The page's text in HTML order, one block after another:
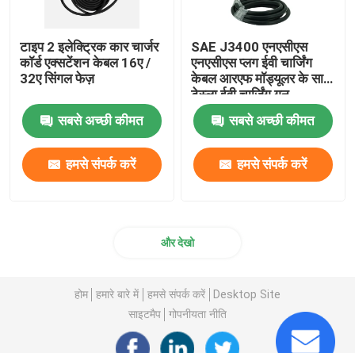
टाइप 2 इलेक्ट्रिक कार चार्जर
कॉर्ड एक्सटेंशन केबल 16ए /
32ए सिंगल फेज़
सबसे अच्छी कीमत
हमसे संपर्क करें
SAE J3400 एनएसीएस
एनएसीएस प्लग ईवी चार्जिंग
केबल आरएफ मॉड्यूलर के साथ
टेस्ला ईवी चार्जिंग गन
सबसे अच्छी कीमत
हमसे संपर्क करें
और देखो
होम हमारे बारे में हमसे संपर्क करें
Desktop Site
साइटमैप
गोपनीयता नीति